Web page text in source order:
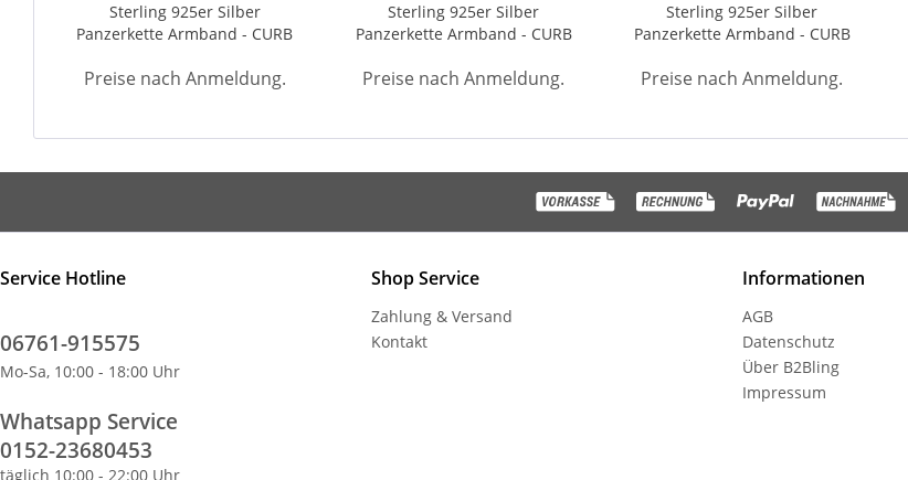
Sterling 925er Silber
Panzerkette Armband - CURB
Preise nach Anmeldung.
Sterling 925er Silber
Panzerkette Armband - CURB
Preise nach Anmeldung.
Sterling 925er Silber
Panzerkette Armband - CURB
Preise nach Anmeldung.
Service Hotline
06761-915575
Mo-Sa, 10:00 - 18:00 Uhr
Whatsapp Service
0152-23680453
täglich 10:00 - 22:00 Uhr
Shop Service
Zahlung & Versand
Kontakt
Informationen
AGB
Datenschutz
Über B2Bling
Impressum